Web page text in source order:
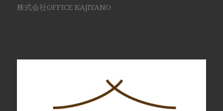
株式会社OFFICE KAJIYANO